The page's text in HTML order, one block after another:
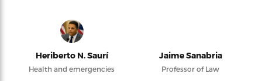
Heriberto N. Saurí
Health and emergencies
Jaime Sanabria
Professor of Law